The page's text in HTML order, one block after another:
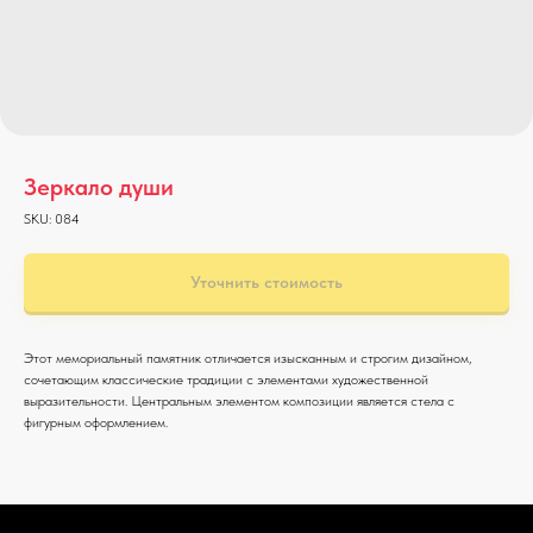
Зеркало души
SKU: 084
Уточнить стоимость
Этот мемориальный памятник отличается изысканным и строгим дизайном,
сочетающим классические традиции с элементами художественной
выразительности. Центральным элементом композиции является стела с
фигурным оформлением.